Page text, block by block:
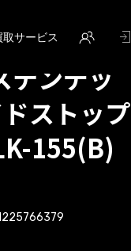
サービス
テンデッ
ストップ
155(B)